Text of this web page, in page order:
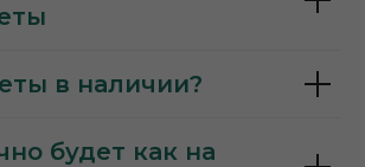
в наличии?
будет как на